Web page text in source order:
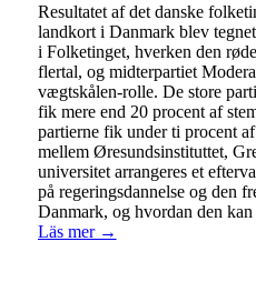
Resultatet af det danske
landkort i Danmark blev
i Folketinget, hverken den
flertal, og midterpartiet
vægtskålen-rolle. De store
fik mere end 20 procent af
partierne fik under ti procent
mellem Øresundsinstituttet,
universitet arrangeres et
på regeringsdannelse og den
Danmark, og hvordan den
Läs mer →